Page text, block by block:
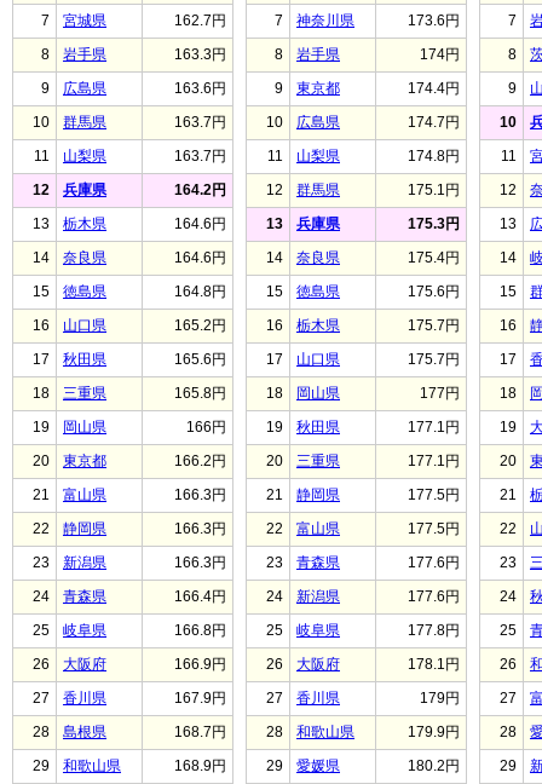
7
宮城県
162.7円
8
岩手県
163.3円
9
広島県
163.6円
10
群馬県
163.7円
11
山梨県
163.7円
12
兵庫県
164.2円
13
栃木県
164.6円
14
奈良県
164.6円
15
徳島県
164.8円
16
山口県
165.2円
17
秋田県
165.6円
18
三重県
165.8円
19
岡山県
166円
20
東京都
166.2円
21
富山県
166.3円
22
静岡県
166.3円
23
新潟県
166.3円
24
青森県
166.4円
25
岐阜県
166.8円
26
大阪府
166.9円
27
香川県
167.9円
28
島根県
168.7円
29
和歌山県
168.9円
7
神奈川県
173.6円
8
岩手県
174円
9
東京都
174.4円
10
広島県
174.7円
11
山梨県
174.8円
12
群馬県
175.1円
13
兵庫県
175.3円
14
奈良県
175.4円
15
徳島県
175.6円
16
栃木県
175.7円
17
山口県
175.7円
18
岡山県
177円
19
秋田県
177.1円
20
三重県
177.1円
21
静岡県
177.5円
22
富山県
177.5円
23
青森県
177.6円
24
新潟県
177.6円
25
岐阜県
177.8円
26
大阪府
178.1円
27
香川県
179円
28
和歌山県
179.9円
29
愛媛県
180.2円
7
8
9
10
11
12
13
14
15
16
17
18
19
20
21
22
23
24
25
26
27
28
29